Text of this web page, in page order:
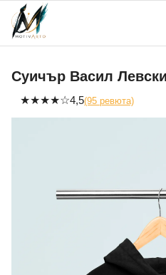
Skip
content
Суичър Васил
★★★★☆4,5(95 ревюта)